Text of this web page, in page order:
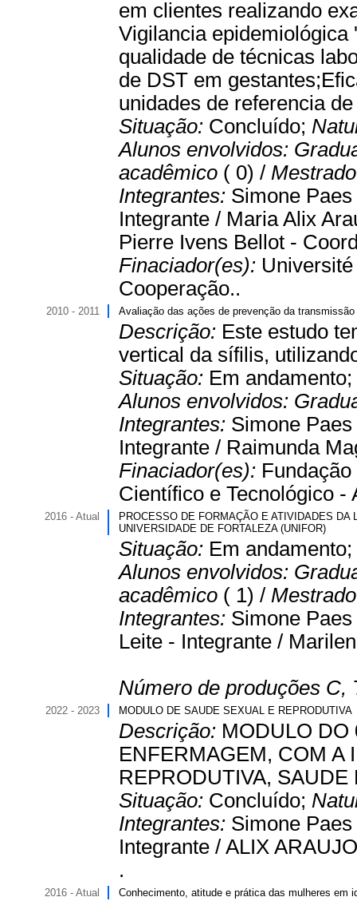
em clientes realizando
Vigilancia epidemiológica
qualidade de técnicas
de DST em
unidades de referencia
Situação: Concluído;
Alunos envolvidos:
acadêmico ( 0) /
Integrantes: Simone
Integrante / Maria Alix
Pierre Ivens Bellot -
Finaciador(es):
Cooperação..
2010 - 2011 Avaliação das ações de prevenção da
Descrição: Este estudo
vertical da sífilis,
Situação: Em andamento;
Alunos envolvidos:
Integrantes: Simone
Integrante / Raimunda
Finaciador(es):
Científico e Tecnológico -
2016 - Atual
PROCESSO DE FORMAÇÃO E ATIVIDADES
UNIVERSIDADE DE FORTALEZA (UNIFOR)
Situação: Em andamento;
Alunos envolvidos:
acadêmico ( 1) /
Integrantes: Simone
Leite - Integrante /
Número de produções C,
2022 - 2023 MODULO DE SAUDE SEXUAL E REPRODUTIVA
Descrição: MODULO DO
ENFERMAGEM, COM A
REPRODUTIVA,
Situação: Concluído;
Integrantes: Simone
Integrante / ALIX
.
2016 - Atual Conhecimento, atitude e prática das mulheres em